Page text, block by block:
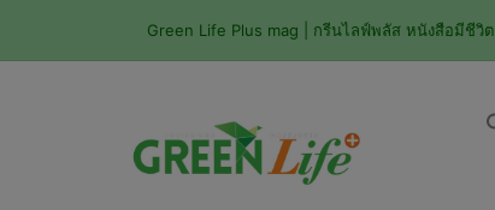
Green Life Plus mag | กรีนไลฟ์พลัส หนังสือมีชีวิต